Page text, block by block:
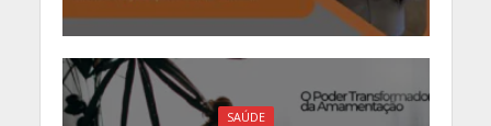
SAÚDE